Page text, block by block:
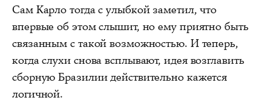
Сам Карло тогда с улыбкой заметил, что
впервые об этом слышит, но ему приятно быть
связанным с такой возможностью. И теперь,
когда слухи снова всплывают, идея возглавить
сборную Бразилии действительно кажется
логичной.